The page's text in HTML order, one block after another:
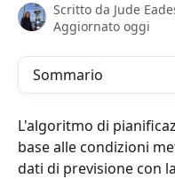
Scritto da Jude
Aggiornato oggi
Sommario
L'algoritmo di
base alle condizioni
dati di previsione con